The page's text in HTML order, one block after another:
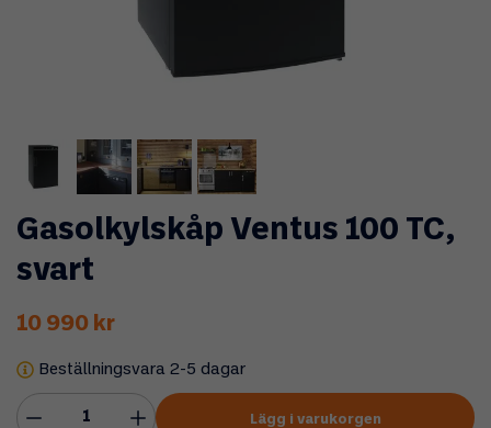
Gasolkylskåp Ventus 100 TC,
svart
10 990 kr
Beställningsvara 2-5 dagar
Lägg i varukorgen